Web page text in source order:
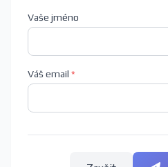
Vaše jméno
Váš email *